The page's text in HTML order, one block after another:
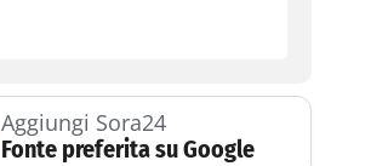
Aggiungi Sora24
Fonte preferita su Google